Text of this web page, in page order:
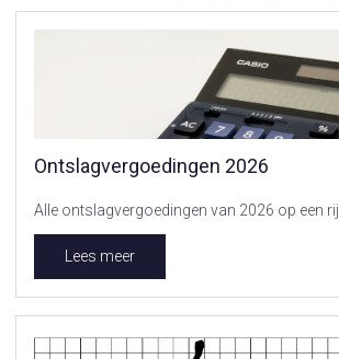
Ontslagvergoedingen 2026
Alle ontslagvergoedingen van 2026 op een rij
Lees meer